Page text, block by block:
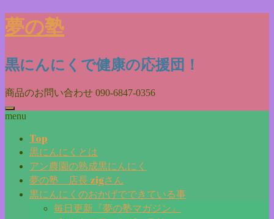
Skip
to
content
夢の塾
黒にんにくで健康の応援団！
商品のお問い合わせ 090-6847-0356
menu
Top
黒にんにくとは
アン農園の熟成黒にんにく
夢の塾 店長 zigさん
黒にんにくのおかげでできている事
毎日更新『夢の塾マガジン』